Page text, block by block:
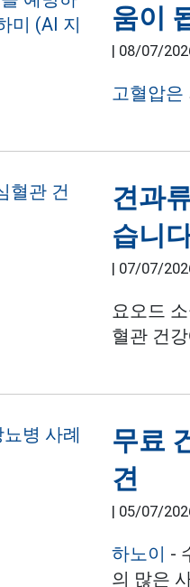
움이
| 08/07/
고혈압은
견과
습니
| 07/07/
요오드
혈관 건
무료
견
| 05/07/
하노이 -
의 많은